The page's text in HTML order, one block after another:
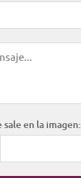
en la imagen: